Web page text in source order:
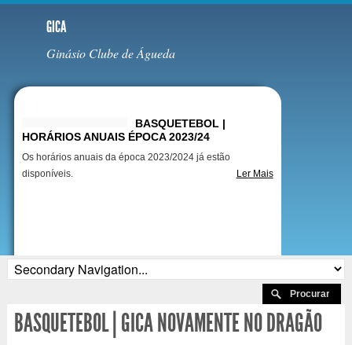
GICA
Ginásio Clube de Águeda
BASQUETEBOL |
HORÁRIOS ANUAIS ÉPOCA 2023/24
Os horários anuais da época 2023/2024 já estão
disponíveis.
Ler Mais
BASQUETEBOL | GICA NOVAMENTE NO DRAGÃO